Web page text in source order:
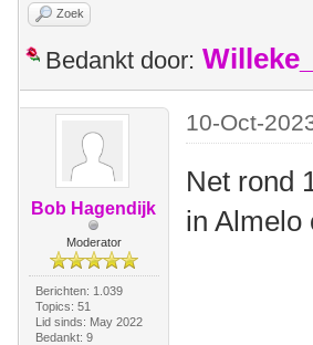
Zoek
Bedankt door:
Bob Hagendijk
Moderator
Berichten: 1.039
Topics: 51
Lid sinds: May 2022
Bedankt: 9
10-Oct-
Net rond
in Almelo